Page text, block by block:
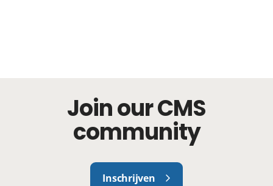
Join our CMS
community
Inschrijven